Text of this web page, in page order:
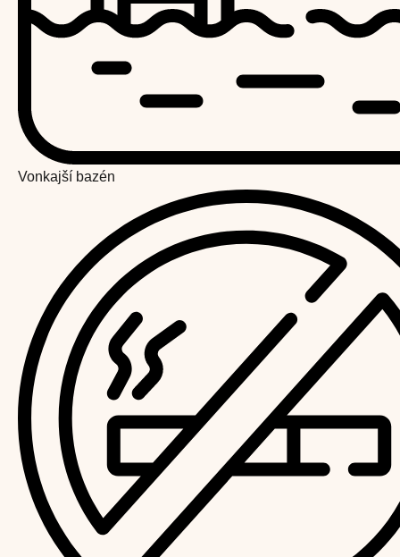
Vonkajší bazén